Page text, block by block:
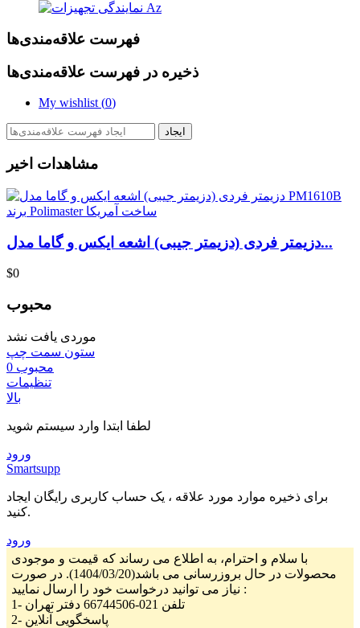
فهرست علاقه‌مندی‌ها
ذخیره در فهرست علاقه‌مندی‌ها
My wishlist (0)
ایجاد
مشاهدات اخیر
دزیمتر فردی (دزیمتر جیبی) اشعه ایکس و گاما مدل...
‎$0
محبوب
موردی یافت نشد
ستون سمت چپ
محبوب 0
تنظیمات
بالا
لطفا ابتدا وارد سیستم شوید
ورود
Smartsupp
برای ذخیره موارد مورد علاقه ، یک حساب کاربری رایگان ایجاد
کنید.
ورود
با سلام و احترام، به اطلاع می رساند که قیمت و موجودی
محصولات در حال بروزرسانی می باشد(1404/03/20). در صورت
نیاز می توانید درخواست خود را ارسال نمایید :
1- تلفن 021-66744506 دفتر تهران
2- پاسخگویی آنلاین